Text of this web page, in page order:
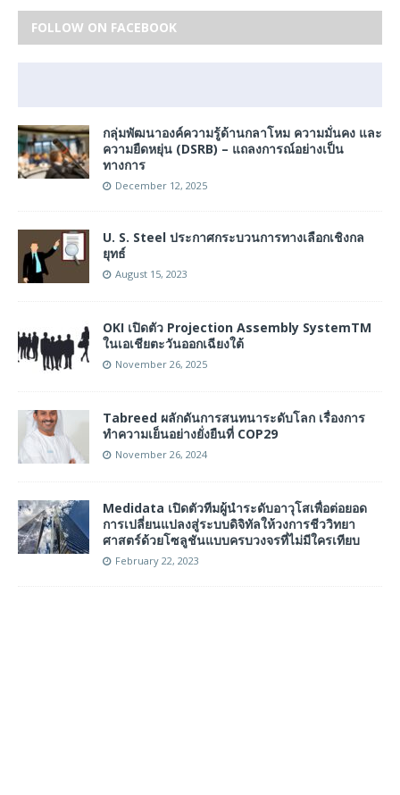
FOLLOW ON FACEBOOK
กลุ่มพัฒนาองค์ความรู้ด้านกลาโหม ความมั่นคง และ
ความยืดหยุ่น (DSRB) – แถลงการณ์อย่างเป็น
ทางการ
December 12, 2025
U. S. Steel ประกาศกระบวนการทางเลือกเชิงกล
ยุทธ์
August 15, 2023
OKI เปิดตัว Projection Assembly SystemTM
ในเอเชียตะวันออกเฉียงใต้
November 26, 2025
Tabreed ผลักดันการสนทนาระดับโลก เรื่องการ
ทำความเย็นอย่างยั่งยืนที่ COP29
November 26, 2024
Medidata เปิดตัวทีมผู้นำระดับอาวุโสเพื่อต่อยอด
การเปลี่ยนแปลงสู่ระบบดิจิทัลให้วงการชีววิทยา
ศาสตร์ด้วยโซลูชันแบบครบวงจรที่ไม่มีใครเทียบ
February 22, 2023